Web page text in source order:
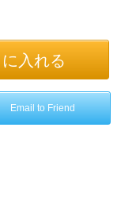
入れる
Email to Friend